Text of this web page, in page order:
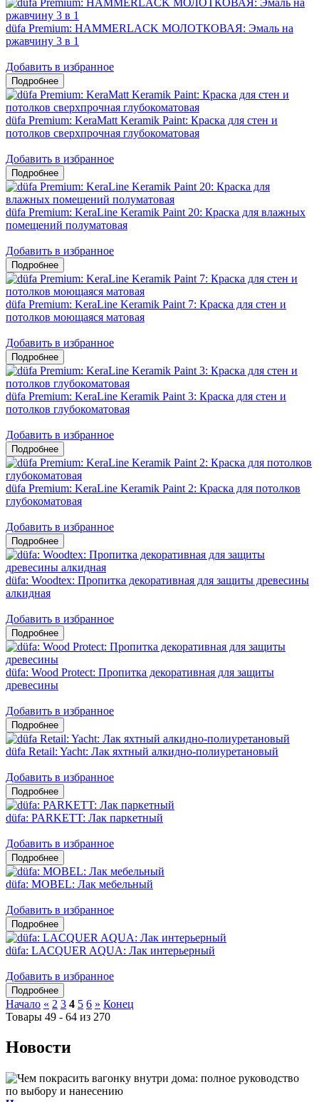
düfa Premium: HAMMERLACK МОЛОТКОВАЯ: Эмаль на
ржавчину 3 в 1
Добавить в избранное
düfa Premium: KeraMatt Keramik Paint: Краска для стен и
потолков сверхпрочная глубокоматовая
Добавить в избранное
düfa Premium: KeraLine Keramik Paint 20: Краска для влажных
помещений полуматовая
Добавить в избранное
düfa Premium: KeraLine Keramik Paint 7: Краска для стен и
потолков моющаяся матовая
Добавить в избранное
düfa Premium: KeraLine Keramik Paint 3: Краска для стен и
потолков глубокоматовая
Добавить в избранное
düfa Premium: KeraLine Keramik Paint 2: Краска для потолков
глубокоматовая
Добавить в избранное
düfa: Woodtex: Пропитка декоративная для защиты древесины
алкидная
Добавить в избранное
düfa: Wood Protect: Пропитка декоративная для защиты
древесины
Добавить в избранное
düfa Retail: Yacht: Лак яхтный алкидно-полиуретановый
Добавить в избранное
düfa: PARKETT: Лак паркетный
Добавить в избранное
düfa: MOBEL: Лак мебельный
Добавить в избранное
düfa: LACQUER AQUA: Лак интерьерный
Добавить в избранное
Начало « 2 3 4 5 6 » Конец
Товары 49 - 64 из 270
Новости